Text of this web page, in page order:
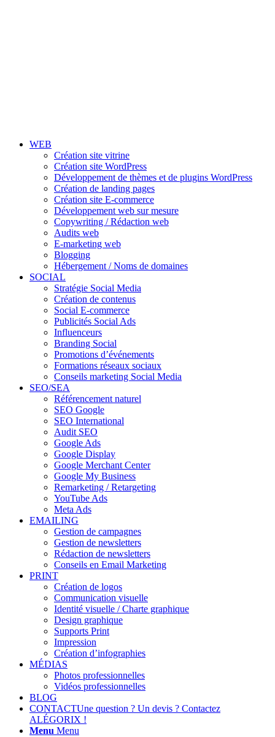
WEB
Création site vitrine
Création site WordPress
Développement de thèmes et de plugins WordPress
Création de landing pages
Création site E-commerce
Développement web sur mesure
Copywriting / Rédaction web
Audits web
E-marketing web
Blogging
Hébergement / Noms de domaines
SOCIAL
Stratégie Social Media
Création de contenus
Social E-commerce
Publicités Social Ads
Influenceurs
Branding Social
Promotions d’événements
Formations réseaux sociaux
Conseils marketing Social Media
SEO/SEA
Référencement naturel
SEO Google
SEO International
Audit SEO
Google Ads
Google Display
Google Merchant Center
Google My Business
Remarketing / Retargeting
YouTube Ads
Meta Ads
EMAILING
Gestion de campagnes
Gestion de newsletters
Rédaction de newsletters
Conseils en Email Marketing
PRINT
Création de logos
Communication visuelle
Identité visuelle / Charte graphique
Design graphique
Supports Print
Impression
Création d’infographies
MÉDIAS
Photos professionnelles
Vidéos professionnelles
BLOG
CONTACTUne question ? Un devis ? Contactez
ALÉGORIX !
Menu Menu